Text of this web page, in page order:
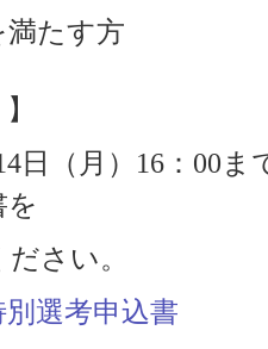
満たす方
（月）16：00ま
を
さい。
選考申込書